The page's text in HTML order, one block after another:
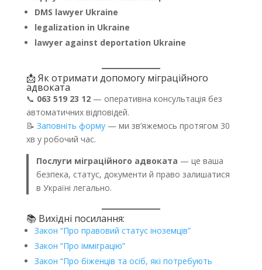
DMS lawyer Ukraine
legalization in Ukraine
lawyer against deportation Ukraine
📩 Як отримати допомогу міграційного
адвоката
📞 063 519 23 12— оперативна консультація без
автоматичних відповідей.
📝 Заповніть форму— ми зв’яжемось протягом 30
хв у робочий час.
Послуги міграційного адвоката — це ваша
безпека, статус, документи й право залишатися
в Україні легально.
📚 Вихідні посилання:
Закон “Про правовий статус іноземців”
Закон “Про імміграцію”
Закон “Про біженців та осіб, які потребують